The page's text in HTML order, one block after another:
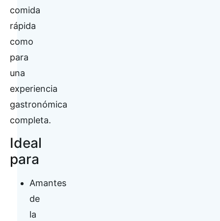
comida
rápida
como
para
una
experiencia
gastronómica
completa.
Ideal
para
Amantes
de
la